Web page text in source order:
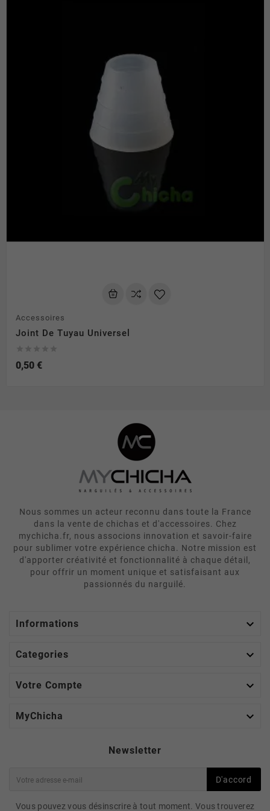
Accessoires
Joint De Tuyau Universel
0,50 €
Nous sommes un acteur reconnu dans toute la France
dans la vente de chichas et d'accessoires. Chez
mychicha.fr, nous associons innovation et savoir-faire
pour sublimer votre expérience chicha. Notre mission est
d'apporter créativité et fonctionnalité à chaque détail,
pour offrir un moment unique et satisfaisant aux
passionnés du narguilé.
Informations 
Categories 
Votre Compte 
MyChicha 
Newsletter
D'accord
Vous pouvez vous désinscrire à tout moment. Vous trouverez